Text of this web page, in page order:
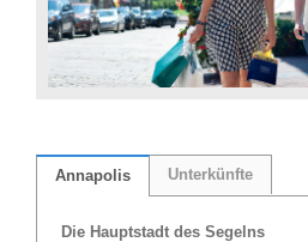
Annapolis Unterkünfte
Die Hauptstadt des Segelns